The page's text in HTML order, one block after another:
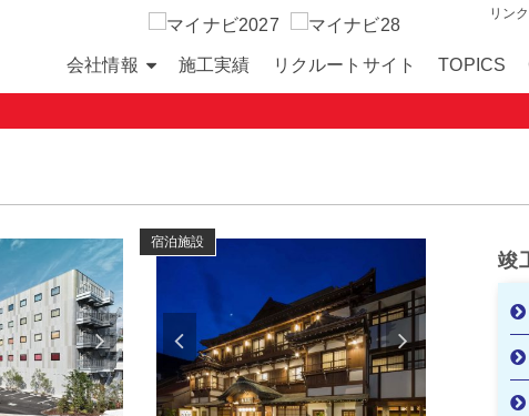
リンク
会社情報 施工実績 リクルートサイト TOPICS
宿泊施設
竣